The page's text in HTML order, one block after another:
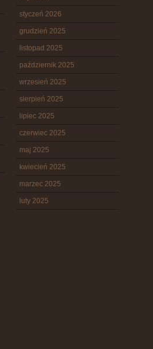
styczeń 2026
grudzień 2025
listopad 2025
październik 2025
wrzesień 2025
sierpień 2025
lipiec 2025
czerwiec 2025
maj 2025
kwiecień 2025
marzec 2025
luty 2025